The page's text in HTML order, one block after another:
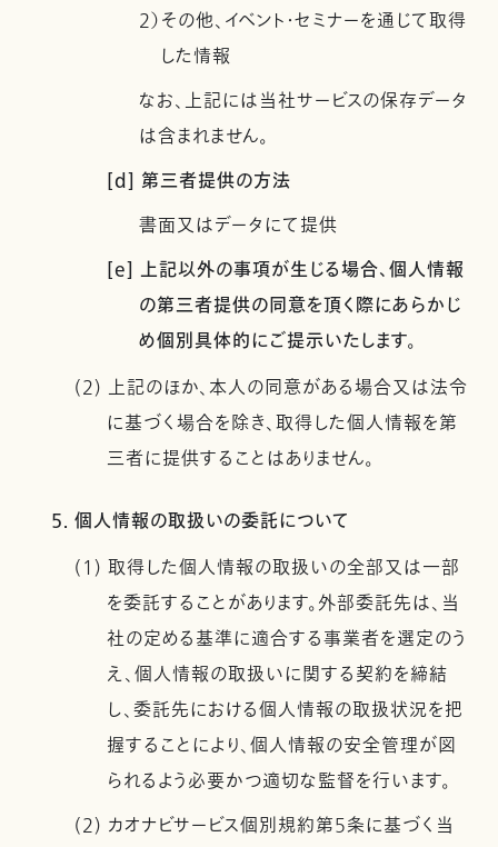
2）その他、イベント・セミナーを通じて取得
した情報
なお、上記には当社サービスの保存データ
は含まれません。
[d] 第三者提供の方法
書面又はデータにて提供
[e] 上記以外の事項が生じる場合、個人情報
の第三者提供の同意を頂く際にあらかじ
め個別具体的にご提示いたします。
(2) 上記のほか、本人の同意がある場合又は法令
に基づく場合を除き、取得した個人情報を第
三者に提供することはありません。
5. 個人情報の取扱いの委託について
(1) 取得した個人情報の取扱いの全部又は一部
を委託することがあります。外部委託先は、当
社の定める基準に適合する事業者を選定のう
え、個人情報の取扱いに関する契約を締結
し、委託先における個人情報の取扱状況を把
握することにより、個人情報の安全管理が図
られるよう必要かつ適切な監督を行います。
(2) カオナビサービス個別規約第5条に基づく当